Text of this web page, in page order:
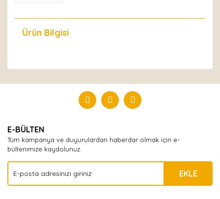
Ürün Bilgisi
Yorum Yaz
E-BÜLTEN
Tüm kampanya ve duyurulardan haberdar olmak için e-
bültenimize kaydolunuz.
EKLE